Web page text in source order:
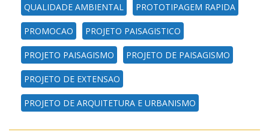
QUALIDADE AMBIENTAL PROTOTIPAGEM RAPIDA
PROMOCAO PROJETO PAISAGISTICO
PROJETO PAISAGISMO PROJETO DE PAISAGISMO
PROJETO DE EXTENSAO
PROJETO DE ARQUITETURA E URBANISMO